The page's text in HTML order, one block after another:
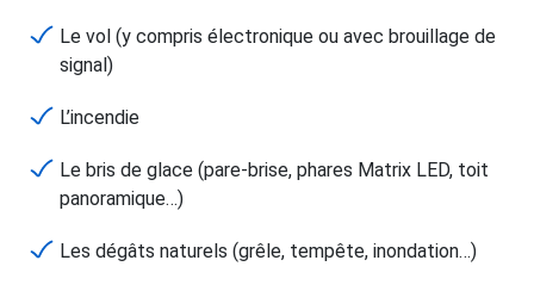
Le vol (y compris électronique ou avec brouillage de
signal)
L’incendie
Le bris de glace (pare-brise, phares Matrix LED, toit
panoramique…)
Les dégâts naturels (grêle, tempête, inondation…)